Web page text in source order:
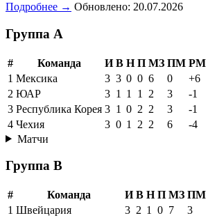
Подробнее → Обновлено: 20.07.2026
Группа A
# Команда И В Н П МЗ ПМ РМ
1 Мексика 3 3 0 0 6 0 +6
2 ЮАР 3 1 1 1 2 3 -1
3 Республика Корея 3 1 0 2 2 3 -1
4 Чехия 3 0 1 2 2 6 -4
Матчи
Группа B
# Команда И В Н П МЗ ПМ
1 Швейцария 3 2 1 0 7 3